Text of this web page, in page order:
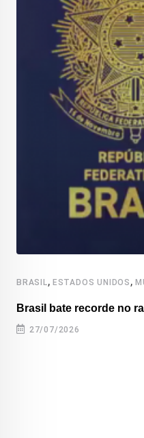
BRASIL, ESTADOS UNIDOS ,
Brasil bate recorde no
27/07/2026